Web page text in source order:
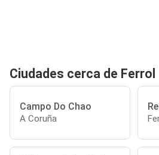
Ciudades cerca de Ferrol
Campo Do Chao
A Coruña